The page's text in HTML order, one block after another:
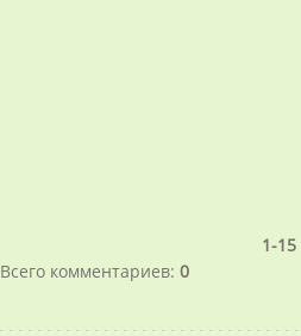
1-15
Всего комментариев: 0